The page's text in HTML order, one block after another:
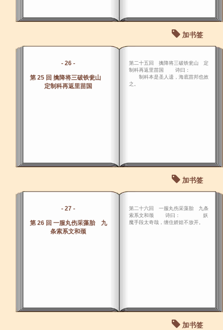
加书签
- 26 -
第 25 回 擒降将三破铁瓮山
定制科再返里苗国
第二十五回 擒降将三破铁瓮山 定
制科再返里苗国 诗曰：
制科本是圣人遗，海底苗邦也效
之。
加书签
- 27 -
第 26 回 一服丸伤采藻胎 九
条索系文和颈
第二十六回 一服丸伤采藻胎 九条
索系文和颈 诗曰： 妖
魔手段太奇哉，缠住娇娃不放开。
加书签